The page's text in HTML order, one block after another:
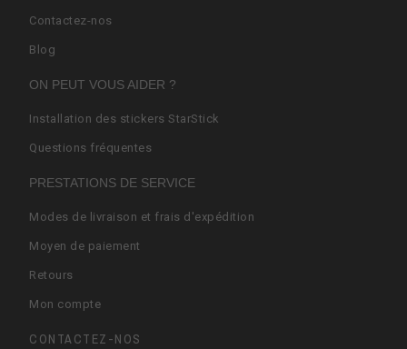
Contactez-nos
Blog
ON PEUT VOUS AIDER ?
Installation des stickers StarStick
Questions fréquentes
PRESTATIONS DE SERVICE
Modes de livraison et frais d'expédition
Moyen de paiement
Retours
Mon compte
CONTACTEZ-NOS